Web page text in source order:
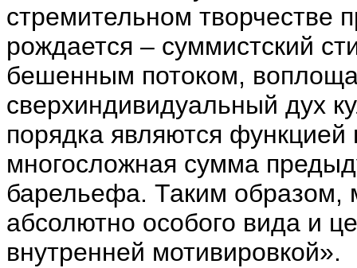
стремительном творчестве
рождается – суммистский
бешенным потоком,
сверхиндивидуальный дух
порядка являются
многосложная сумма
барельефа. Таким образом,
абсолютно особого вида и
внутренней мотивировкой».